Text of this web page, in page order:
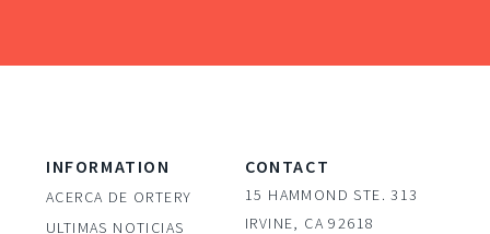
INFORMATION
ACERCA DE ORTERY
ULTIMAS NOTICIAS
CONTACT
15 HAMMOND STE. 313
IRVINE, CA 92618